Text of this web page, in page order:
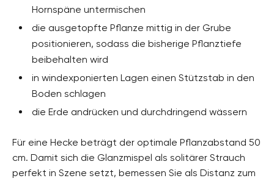
Hornspäne untermischen
die ausgetopfte Pflanze mittig in der Grube
positionieren, sodass die bisherige Pflanztiefe
beibehalten wird
in windexponierten Lagen einen Stützstab in den
Boden schlagen
die Erde andrücken und durchdringend wässern
Für eine Hecke beträgt der optimale Pflanzabstand 50
cm. Damit sich die Glanzmispel als solitärer Strauch
perfekt in Szene setzt, bemessen Sie als Distanz zum